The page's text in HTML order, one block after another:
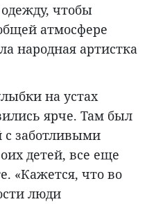
чтобы
атмосфере
народная артистка
на устах
ярче. Там был
с заботливыми
детей, все еще
«Кажется, что во
люди